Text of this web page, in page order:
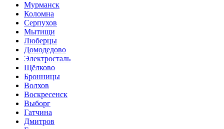
Мурманск
Коломна
Серпухов
Мытищи
Люберцы
Домодедово
Электросталь
Щёлково
Бронницы
Волхов
Воскресенск
Выборг
Гатчина
Дмитров